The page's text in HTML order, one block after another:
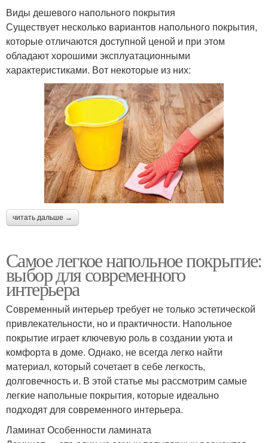
Виды дешевого напольного покрытия
Существует несколько вариантов напольного покрытия,
которые отличаются доступной ценой и при этом
обладают хорошими эксплуатационными
характеристиками. Вот некоторые из них:
читать дальше →
Самое легкое напольное покрытие:
выбор для современного
интерьера
Современный интерьер требует не только эстетической
привлекательности, но и практичности. Напольное
покрытие играет ключевую роль в создании уюта и
комфорта в доме. Однако, не всегда легко найти
материал, который сочетает в себе легкость,
долговечность и. В этой статье мы рассмотрим самые
легкие напольные покрытия, которые идеально
подходят для современного интерьера.
Ламинат Особенности ламината